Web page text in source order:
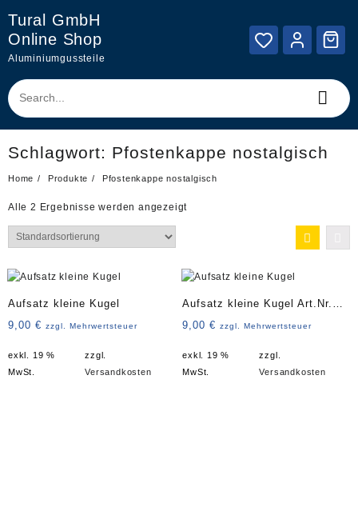
content
Tural GmbH
Online Shop
Aluminiumgussteile
Schlagwort: Pfostenkappe nostalgisch
Home Produkte Pfostenkappe nostalgisch
Alle 2 Ergebnisse werden angezeigt
Aufsatz kleine Kugel
9,00 € zzgl. Mehrwertsteuer
exkl. 19 %
MwSt.
zzgl.
Versandkosten
Aufsatz kleine Kugel Art.Nr.
4335
9,00€ zzgl. Mehrwertsteuer
exkl. 19 %
MwSt.
zzgl.
Versandkosten